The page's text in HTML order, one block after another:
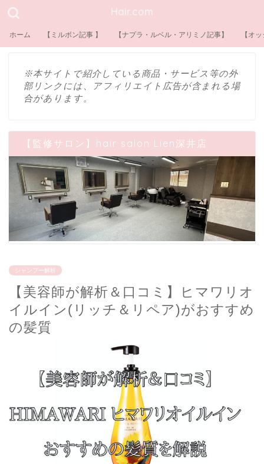
Hair.com
ホーム 【ミルボン記事 】 【ナプラ・ルベル・アリミノ記事】 【オ
※本サイトで紹介している商品・サービス等の外
部リンクには、アフィリエイト広告が含まれる場
合があります。
【監修サロン】hair salon Lien深井店
シャンプー解析
【美容師が解析＆口コミ】ヒマワリオ
イルイン(リッチ＆リペア)がおすすめ
の髪質